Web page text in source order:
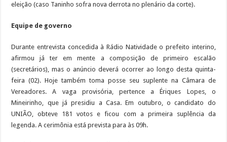
eleição (caso Taninho sofra nova derrota no plenário da corte).
Equipe de governo
Durante entrevista concedida à Rádio Natividade o prefeito interino,
afirmou já ter em mente a composição de primeiro escalão
(secretários), mas o anúncio deverá ocorrer ao longo desta quinta-
feira (02). Hoje também toma posse seu suplente na Câmara de
Vereadores. A vaga provisória, pertence a Ériques Lopes, o
Mineirinho, que já presidiu a Casa. Em outubro, o candidato do
UNIÃO, obteve 181 votos e ficou com a primeira suplência da
legenda. A cerimônia está prevista para às 09h.